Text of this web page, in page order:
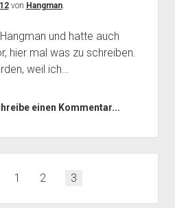
von Hangman.
und hatte auch
hier mal was zu schreiben.
weil ich…
einen Kommentar...
1 2 3